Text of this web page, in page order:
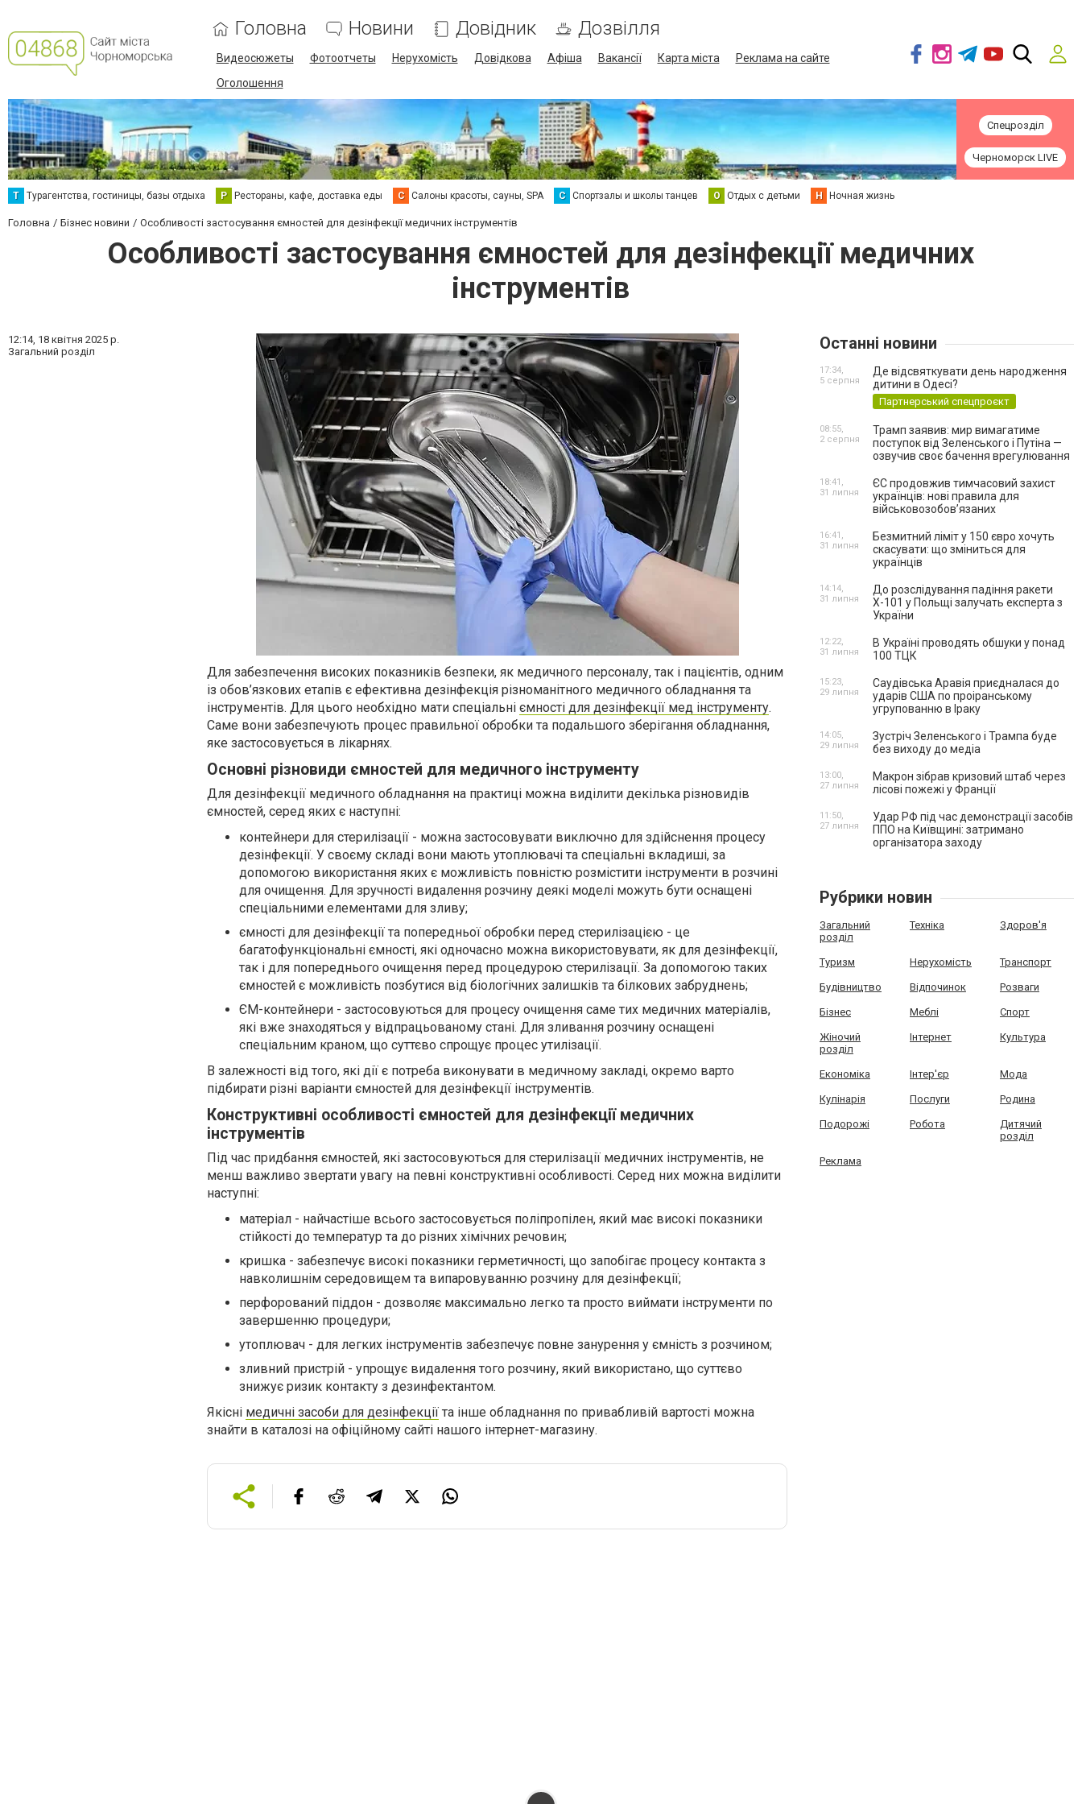
Головна Новини Довідник Дозвілля
Видеосюжеты Фотоотчеты Нерухомість Довідкова Афіша Вакансії Карта міста
Реклама на сайте
Оголошення
Спецрозділ
Черноморск LIVE
Т Турагентства, гостиницы, базы отдыха Р Рестораны, кафе, доставка еды С Салоны красоты, сауны, SPA С Спортзалы и школы танцев О Отдых с детьми Н Ночная жизнь
Головна Бізнес новини Особливості застосування ємностей для дезінфекції медичних інструментів
Особливості застосування ємностей для дезінфекції медичних
інструментів
12:14, 18 квітня 2025 р.
Загальний розділ
Для забезпечення високих показників безпеки, як медичного персоналу, так і пацієнтів, одним
із обов’язкових етапів є ефективна дезінфекція різноманітного медичного обладнання та
інструментів. Для цього необхідно мати спеціальні ємності для дезінфекції мед інструменту.
Саме вони забезпечують процес правильної обробки та подальшого зберігання обладнання,
яке застосовується в лікарнях.
Основні різновиди ємностей для медичного інструменту
Для дезінфекції медичного обладнання на практиці можна виділити декілька різновидів
ємностей, серед яких є наступні:
контейнери для стерилізації - можна застосовувати виключно для здійснення процесу
дезінфекції. У своєму складі вони мають утоплювачі та спеціальні вкладиші, за
допомогою використання яких є можливість повністю розмістити інструменти в розчині
для очищення. Для зручності видалення розчину деякі моделі можуть бути оснащені
спеціальними елементами для зливу;
ємності для дезінфекції та попередньої обробки перед стерилізацією - це
багатофункціональні ємності, які одночасно можна використовувати, як для дезінфекції,
так і для попереднього очищення перед процедурою стерилізації. За допомогою таких
ємностей є можливість позбутися від біологічних залишків та білкових забруднень;
ЄМ-контейнери - застосовуються для процесу очищення саме тих медичних матеріалів,
які вже знаходяться у відпрацьованому стані. Для зливання розчину оснащені
спеціальним краном, що суттєво спрощує процес утилізації.
В залежності від того, які дії є потреба виконувати в медичному закладі, окремо варто
підбирати різні варіанти ємностей для дезінфекції інструментів.
Конструктивні особливості ємностей для дезінфекції медичних
інструментів
Під час придбання ємностей, які застосовуються для стерилізації медичних інструментів, не
менш важливо звертати увагу на певні конструктивні особливості. Серед них можна виділити
наступні:
матеріал - найчастіше всього застосовується поліпропілен, який має високі показники
стійкості до температур та до різних хімічних речовин;
кришка - забезпечує високі показники герметичності, що запобігає процесу контакта з
навколишнім середовищем та випаровуванню розчину для дезінфекції;
перфорований піддон - дозволяє максимально легко та просто виймати інструменти по
завершенню процедури;
утоплювач - для легких інструментів забезпечує повне занурення у ємність з розчином;
зливний пристрій - упрощує видалення того розчину, який використано, що суттєво
знижує ризик контакту з дезинфектантом.
Якісні медичні засоби для дезінфекції та інше обладнання по привабливій вартості можна
знайти в каталозі на офіційному сайті нашого інтернет-магазину.
Останні новини
Де відсвяткувати день народження
дитини в Одесі?
Партнерський спецпроєкт
17:34,
5 серпня
Трамп заявив: мир вимагатиме
поступок від Зеленського і Путіна —
озвучив своє бачення врегулювання
08:55,
2 серпня
ЄС продовжив тимчасовий захист
українців: нові правила для
військовозобов’язаних
18:41,
31 липня
Безмитний ліміт у 150 євро хочуть
скасувати: що зміниться для
українців
16:41,
31 липня
До розслідування падіння ракети
Х-101 у Польщі залучать експерта з
України
14:14,
31 липня
В Україні проводять обшуки у понад
100 ТЦК
12:22,
31 липня
Саудівська Аравія приєдналася до
ударів США по проіранському
угрупованню в Іраку
15:23,
29 липня
Зустріч Зеленського і Трампа буде
без виходу до медіа
14:05,
29 липня
Макрон зібрав кризовий штаб через
лісові пожежі у Франції
13:00,
27 липня
Удар РФ під час демонстрації засобів
ППО на Київщині: затримано
організатора заходу
11:50,
27 липня
Рубрики новин
Загальний
розділ
Техніка Здоров'я
Туризм Нерухомість Транспорт
Будівництво Відпочинок Розваги
Бізнес Меблі Спорт
Жіночий
розділ
Інтернет Культура
Економіка Інтер'єр Мода
Кулінарія Послуги Родина
Подорожі Робота
Дитячий
розділ
Реклама